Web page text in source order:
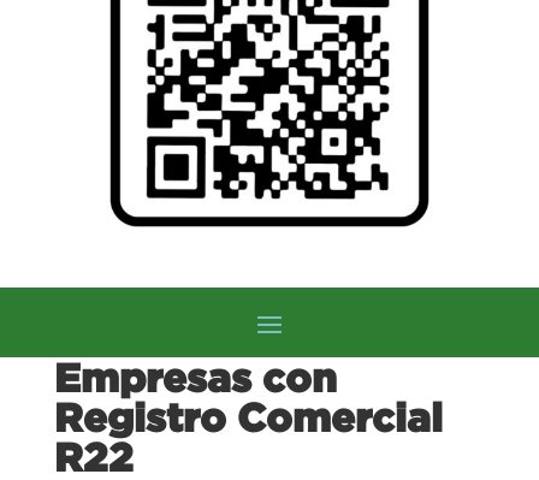
Empresas con
Registro Comercial
R22